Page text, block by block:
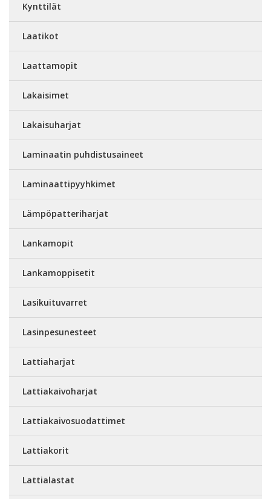
Kynttilät
Laatikot
Laattamopit
Lakaisimet
Lakaisuharjat
Laminaatin puhdistusaineet
Laminaattipyyhkimet
Lämpöpatteriharjat
Lankamopit
Lankamoppisetit
Lasikuituvarret
Lasinpesunesteet
Lattiaharjat
Lattiakaivoharjat
Lattiakaivosuodattimet
Lattiakorit
Lattialastat